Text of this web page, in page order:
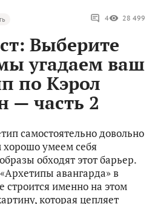
4 28 499
Выберите
угадаем ваш
по Кэрол
— часть 2
самостоятельно довольно
умеем себя
обходят этот барьер.
авангарда» в
строится именно на этом
которая цепляет